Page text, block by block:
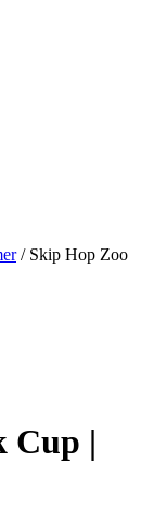
/ Skip Hop Zoo
Cup |